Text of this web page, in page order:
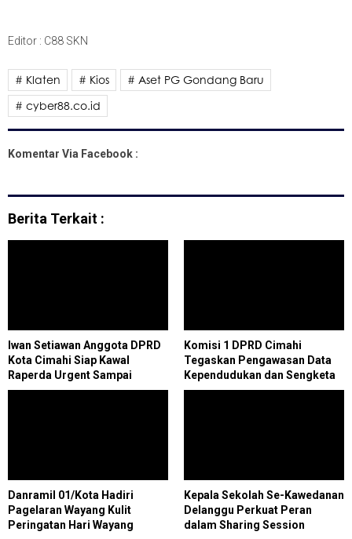
Editor : C88 SKN
# Klaten # Kios
# Aset PG Gondang Baru
# cyber88.co.id
Komentar Via Facebook :
Berita Terkait :
Iwan Setiawan Anggota DPRD
Kota Cimahi Siap Kawal
Raperda Urgent Sampai
Disahkan
Komisi 1 DPRD Cimahi
Tegaskan Pengawasan Data
Kependudukan dan Sengketa
Tanah
Danramil 01/Kota Hadiri
Pagelaran Wayang Kulit
Peringatan Hari Wayang
Kepala Sekolah Se-Kawedanan
Delanggu Perkuat Peran
dalam Sharing Session